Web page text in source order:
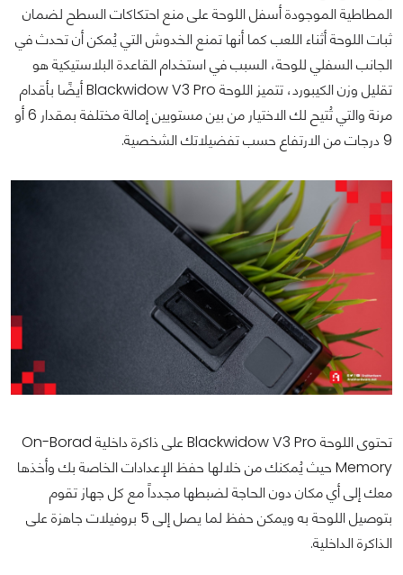
المطاطية الموجودة أسفل اللوحة على منع احتكاكات السطح لضمان
ثبات اللوحة أثناء اللعب كما أنها تمنع الخدوش التي يُمكن أن تحدث في
الجانب السفلي للوحة، السبب في استخدام القاعدة البلاستيكية هو
تقليل وزن الكيبورد، تتميز اللوحة Blackwidow V3 Pro أيضًا بأقدام
مرنة والتي تُتيح لك الاختيار من بين مستويين إمالة مختلفة بمقدار 6 أو
9 درجات من الارتفاع حسب تفضيلاتك الشخصية.
تحتوى اللوحة Blackwidow V3 Pro
على ذاكرة داخلية On-Borad
Memory حيث يُمكنك من خلالها حفظ الإعدادات الخاصة بك وأخذها
معك إلى أي مكان دون الحاجة لضبطها مجدداً مع كل جهاز تقوم
بتوصيل اللوحة به ويمكن حفظ لما يصل إلى 5 بروفيلات جاهزة على
الذاكرة الداخلية.